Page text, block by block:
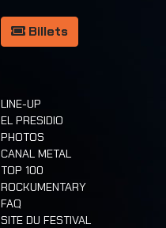
Billets
LINE-UP
EL PRESIDIO
PHOTOS
CANAL METAL
TOP 100
ROCKUMENTARY
FAQ
SITE DU FESTIVAL